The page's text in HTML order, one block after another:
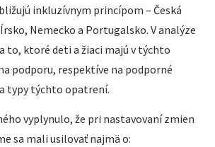
inkluzívnym princípom – Česká
Nemecko a Portugalsko. V analýze
to, ktoré deti a žiaci majú v týchto
podporu, respektíve na podporné
typy týchto opatrení.
vyplynulo, že pri nastavovaní zmien
sa mali usilovať najmä o: